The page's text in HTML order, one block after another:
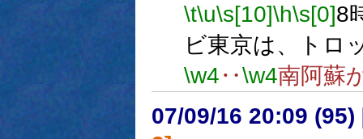
\t\u\s[10]\h\s[0]8
ビ東京は、トロ
\w4‥\w4南阿蘇
07/09/16 20:09 (95)